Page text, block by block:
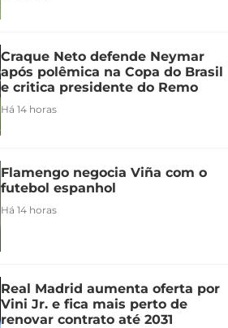
Craque Neto defende Neymar
após polêmica na Copa do Brasil
e critica presidente do Remo
Há 14 horas
Flamengo negocia Viña com o
futebol espanhol
Há 14 horas
Real Madrid aumenta oferta por
Vini Jr. e fica mais perto de
renovar contrato até 2031